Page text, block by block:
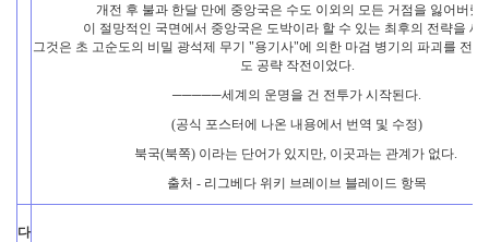
개전 후 불과 한달 만에 중앙국은 수도 이외의 모든 거점을 잃어버렸
이 절망적인 국면에서 중앙국은 도박이라 할 수 있는 최후의 전략을 세
그것은 초 고순도의 비밀 광석제 무기 "용기사"에 의한 마검 병기의 파괴를 전
도 공략 작전이었다.
─────세계의 운명을 건 전투가 시작된다.
(공식 포스터에 나온 내용에서 번역 및 수정)
북국(북쪽) 이라는 단어가 있지만, 이곳과는 관계가 없다.
출처 - 리그베다 위키 브레이브 블레이드 항목
다